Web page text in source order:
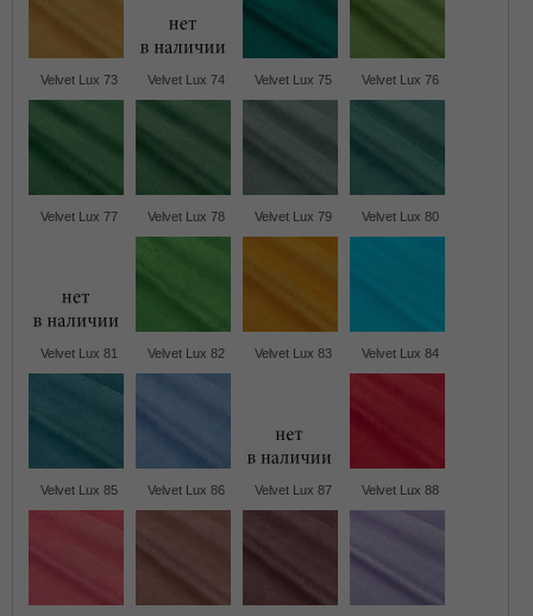
Velvet Lux 73 Velvet Lux 74 Velvet Lux 75 Velvet Lux 76
Velvet Lux 77 Velvet Lux 78 Velvet Lux 79 Velvet Lux 80
Velvet Lux 81 Velvet Lux 82 Velvet Lux 83 Velvet Lux 84
Velvet Lux 85 Velvet Lux 86 Velvet Lux 87 Velvet Lux 88